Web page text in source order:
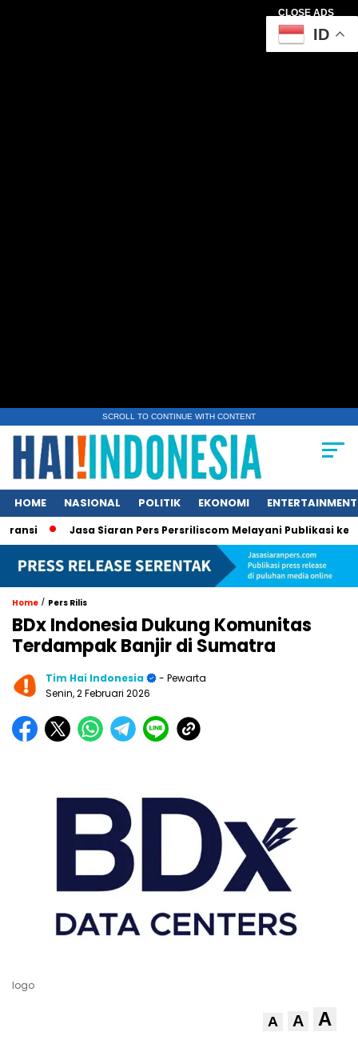
CLOSE ADS
SCROLL TO CONTINUE WITH CONTENT
HOME NASIONAL POLITIK EKONOMI ENTERTAINMENT
Jasa Siaran Pers Persriliscom Melayani Publikasi ke Lebih
Home / Pers Rilis
BDx Indonesia Dukung Komunitas
Terdampak Banjir di Sumatra
Tim Hai Indonesia
- Pewarta
Senin, 2 Februari 2026
logo
A A A
ID